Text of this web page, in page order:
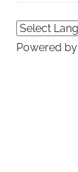
Powered by